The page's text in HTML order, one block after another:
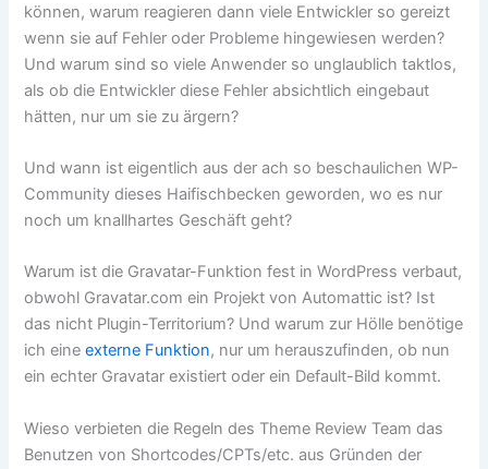
können, warum reagieren dann viele Entwickler so gereizt
wenn sie auf Fehler oder Probleme hingewiesen werden?
Und warum sind so viele Anwender so unglaublich taktlos,
als ob die Entwickler diese Fehler absichtlich eingebaut
hätten, nur um sie zu ärgern?
Und wann ist eigentlich aus der ach so beschaulichen WP-
Community dieses Haifischbecken geworden, wo es nur
noch um knallhartes Geschäft geht?
Warum ist die Gravatar-Funktion fest in WordPress verbaut,
obwohl Gravatar.com ein Projekt von Automattic ist? Ist
das nicht Plugin-Territorium? Und warum zur Hölle benötige
ich eineexterne Funktion, nur um herauszufinden, ob nun
ein echter Gravatar existiert oder ein Default-Bild kommt.
Wieso verbieten die Regeln des Theme Review Team das
Benutzen von Shortcodes/CPTs/etc. aus Gründen der